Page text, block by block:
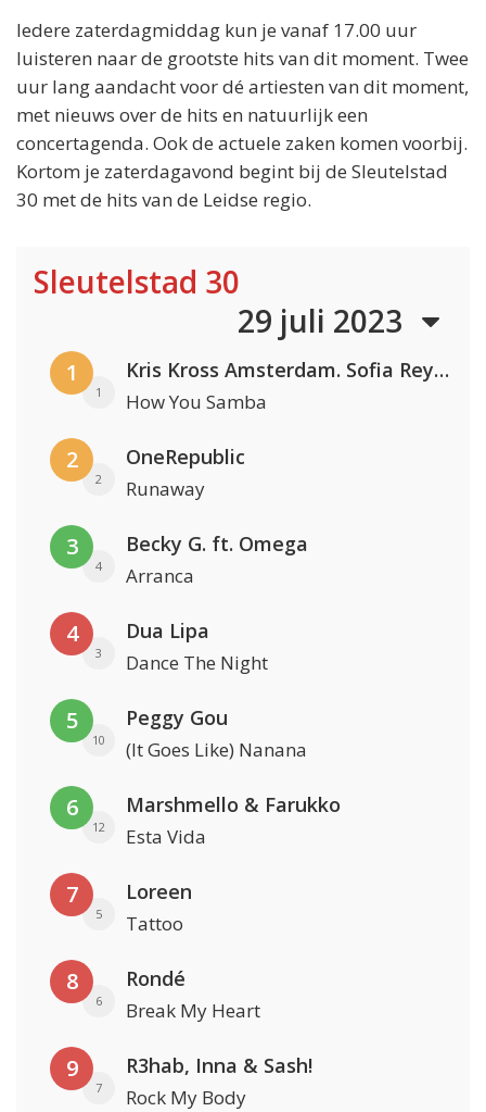
Iedere zaterdagmiddag kun je vanaf 17.00 uur
luisteren naar de grootste hits van dit moment. Twee
uur lang aandacht voor dé artiesten van dit moment,
met nieuws over de hits en natuurlijk een
concertagenda. Ook de actuele zaken komen voorbij.
Kortom je zaterdagavond begint bij de Sleutelstad
30 met de hits van de Leidse regio.
Sleutelstad 30
29 juli 2023
1
1
Kris Kross Amsterdam. Sofia Reyes & Tinie Tempah
How You Samba
2
2
OneRepublic
Runaway
3
4
Becky G. ft. Omega
Arranca
4
3
Dua Lipa
Dance The Night
5
10
Peggy Gou
(It Goes Like) Nanana
6
12
Marshmello & Farukko
Esta Vida
7
5
Loreen
Tattoo
8
6
Rondé
Break My Heart
9
7
R3hab, Inna & Sash!
Rock My Body